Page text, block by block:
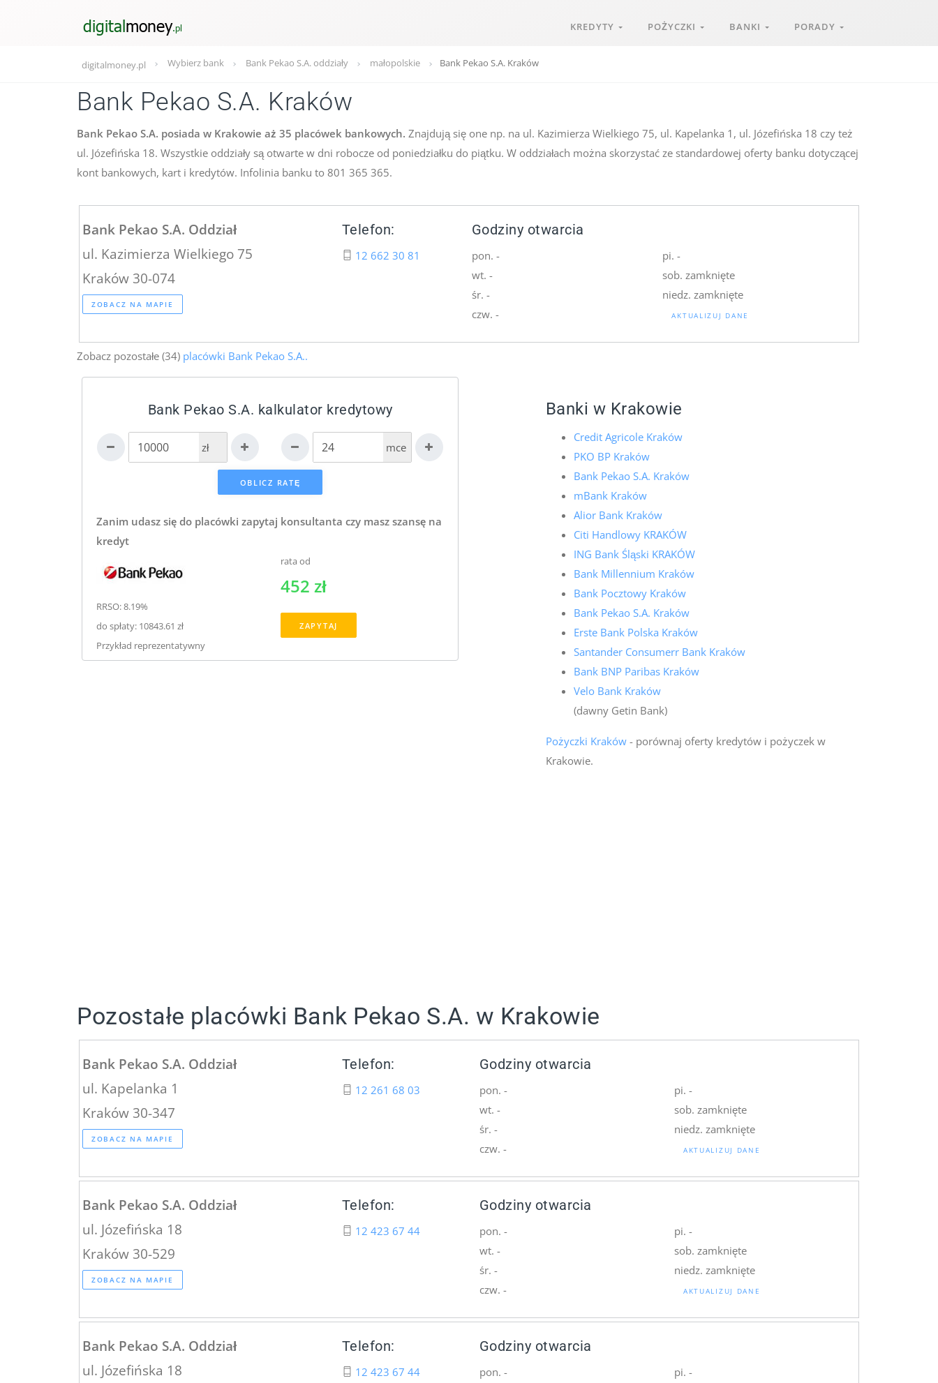
KREDYTY POŻYCZKI BANKI PORADY
digitalmoney.pl Wybierz bank Bank Pekao S.A. oddziały małopolskie Bank Pekao S.A. Kraków
Bank Pekao S.A. Kraków
Bank Pekao S.A. posiada w Krakowie aż 35 placówek bankowych. Znajdują się one np. na ul. Kazimierza Wielkiego 75, ul. Kapelanka 1, ul. Józefińska 18 czy też
ul. Józefińska 18. Wszystkie oddziały są otwarte w dni robocze od poniedziałku do piątku. W oddziałach można skorzystać ze standardowej oferty banku dotyczącej
kont bankowych, kart i kredytów. Infolinia banku to 801 365 365.
Bank Pekao S.A. Oddział
ul. Kazimierza Wielkiego 75
Kraków 30-074
ZOBACZ NA MAPIE
Telefon:
12 662 30 81
Godziny otwarcia
pon. -
wt. -
śr. -
czw. -
pi. -
sob. zamknięte
niedz. zamknięte
AKTUALIZUJ DANE
Zobacz pozostałe (34) placówki Bank Pekao S.A..
Bank Pekao S.A. kalkulator kredytowy
zł mce
Zanim udasz się do placówki zapytaj konsultanta czy masz szansę na
kredyt
RRSO: 8.19%
do spłaty: 10843.61 zł
Przykład reprezentatywny
rata od
452 zł
ZAPYTAJ
Banki w Krakowie
Credit Agricole Kraków
PKO BP Kraków
Bank Pekao S.A. Kraków
mBank Kraków
Alior Bank Kraków
Citi Handlowy KRAKÓW
ING Bank Śląski KRAKÓW
Bank Millennium Kraków
Bank Pocztowy Kraków
Bank Pekao S.A. Kraków
Erste Bank Polska Kraków
Santander Consumerr Bank Kraków
Bank BNP Paribas Kraków
Velo Bank Kraków
(dawny Getin Bank)
Pożyczki Kraków- porównaj oferty kredytów i pożyczek w
Krakowie.
Pozostałe placówki Bank Pekao S.A. w Krakowie
Bank Pekao S.A. Oddział
ul. Kapelanka 1
Kraków 30-347
ZOBACZ NA MAPIE
Telefon:
12 261 68 03
Godziny otwarcia
pon. -
wt. -
śr. -
czw. -
pi. -
sob. zamknięte
niedz. zamknięte
AKTUALIZUJ DANE
Bank Pekao S.A. Oddział
ul. Józefińska 18
Kraków 30-529
ZOBACZ NA MAPIE
Telefon:
12 423 67 44
Godziny otwarcia
pon. -
wt. -
śr. -
czw. -
pi. -
sob. zamknięte
niedz. zamknięte
AKTUALIZUJ DANE
Bank Pekao S.A. Oddział
ul. Józefińska 18
Telefon:
12 423 67 44
Godziny otwarcia
pon. -
pi. -